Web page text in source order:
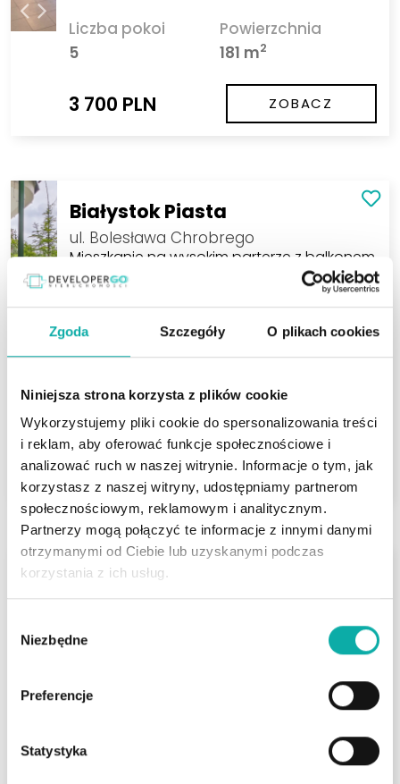
Zgoda Szczegóły O plikach cookies
Niniejsza strona korzysta z plików cookie
Wykorzystujemy pliki cookie do spersonalizowania treści
i reklam, aby oferować funkcje społecznościowe i
analizować ruch w naszej witrynie. Informacje o tym, jak
korzystasz z naszej witryny, udostępniamy partnerom
społecznościowym, reklamowym i analitycznym.
Partnerzy mogą połączyć te informacje z innymi danymi
otrzymanymi od Ciebie lub uzyskanymi podczas
korzystania z ich usług.
zgody
Niezbędne
Preferencje
Statystyka
Liczba pokoi
5
Powierzchnia
181 m2
3 700 PLN ZOBACZ
Białystok Piasta
ul. Bolesława Chrobrego
Mieszkanie na wysokim parterze z balkonem
Na sprzedaż mieszkanie o powierzchni 43,9
m², położone na lubianym i dobrze
skomunikowanym osiedlu Piasta w
Liczba pokoi
Powierzchnia
43,90 m
Parter
410 000 PLN
9 339,41 PLN/m2 ZOBACZ
Klepacze
Parterowe mieszkanie z garażem i ogrodem
Naprawdę udany projekt mieszkania o
powierzchni użytkowej ok 65m2 - łącznie z
mały do…
3
Piętro
Parter